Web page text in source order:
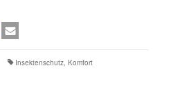
Insektenschutz, Komfort